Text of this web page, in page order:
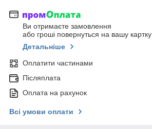
Ви отримаєте замовлення
або гроші повернуться на вашу картку
Детальніше
Оплатити частинами
Післяплата
Оплата на рахунок
Всі умови оплати